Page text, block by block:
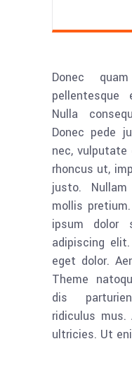
Donec
Nulla
Donec pede
nec, vulputate
rhoncus ut,
justo.
mollis
ipsum dolor
adipiscing
eget dolor.
Theme
dis
ridiculus mus.
ultricies. Ut